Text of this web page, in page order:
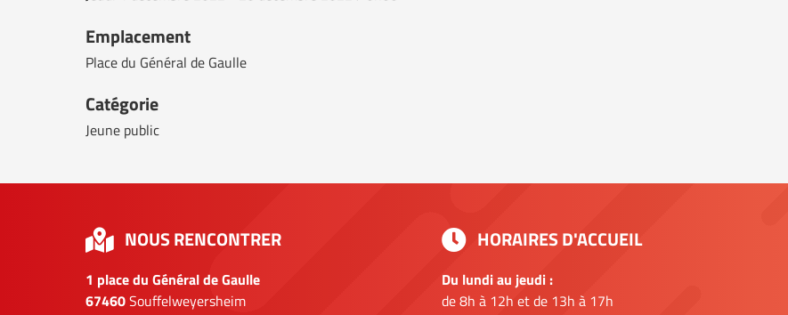
Emplacement
Place du Général de Gaulle
Catégorie
Jeune public
NOUS RENCONTRER
1 place du Général de Gaulle
67460Souffelweyersheim
HORAIRES D'ACCUEIL
Du lundi au jeudi :
de 8h à 12h et de 13h à 17h